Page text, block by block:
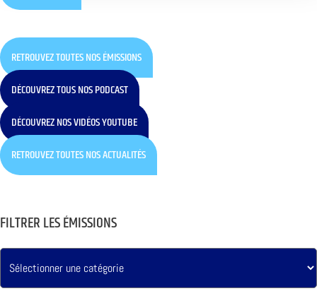
RETROUVEZ TOUTES NOS ÉMISSIONS
DÉCOUVREZ TOUS NOS PODCAST
DÉCOUVREZ NOS VIDÉOS YOUTUBE
RETROUVEZ TOUTES NOS ACTUALITÉS
FILTRER LES ÉMISSIONS